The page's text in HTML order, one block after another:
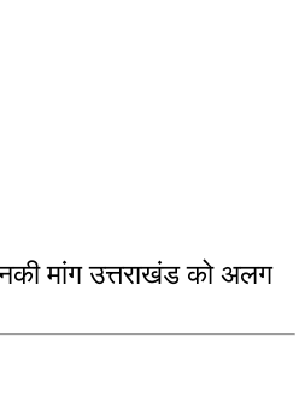
मांग उत्तराखंड को अलग